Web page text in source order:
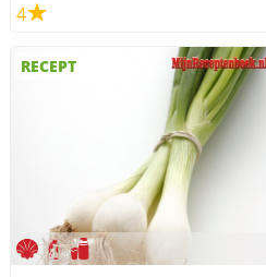
4
RECEPT